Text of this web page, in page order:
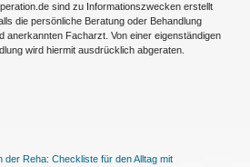
sind zu Informationszwecken erstellt
die persönliche Beratung oder Behandlung
anerkannten Facharzt. Von einer eigenständigen
wird hiermit ausdrücklich abgeraten.
der Reha: Checkliste für den Alltag mit